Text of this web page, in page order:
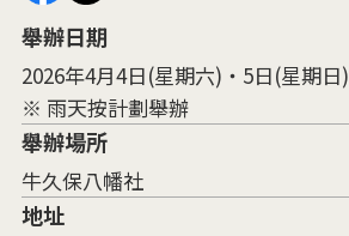
舉辦日期
2026年4月4日(星期六)・5日(星期日)
※ 雨天按計劃舉辦
舉辦場所
牛久保八幡社
地址